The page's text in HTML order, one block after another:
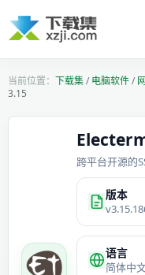
下载集/电脑软件/
3.15
跨平台开源的
版本
语言
简体中